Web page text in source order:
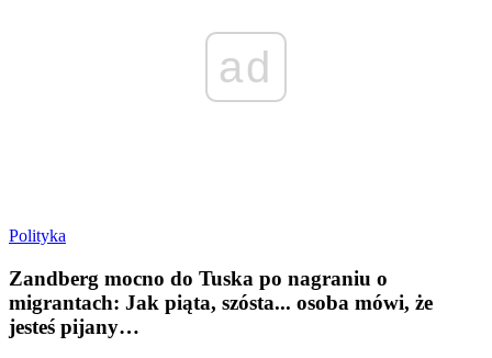
ad
Polityka
Zandberg mocno do Tuska po nagraniu o
migrantach: Jak piąta, szósta... osoba mówi, że
jesteś pijany…